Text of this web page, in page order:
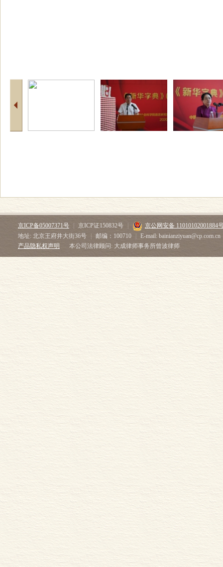
京ICP备05007371号 京ICP证150832号
京公网安备 11010102001884
地址: 北京王府井大街36号
邮编：100710
E-mail: bainianziyuan@cp.com.cn
产品隐私权声明
本公司法律顾问: 大成律师事务所曾波律师